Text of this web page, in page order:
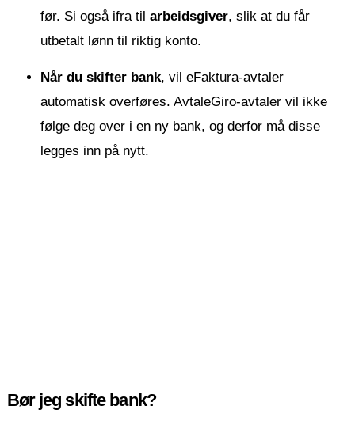
før. Si også ifra til arbeidsgiver, slik at du får
utbetalt lønn til riktig konto.
Når du skifter bank, vil eFaktura-avtaler
automatisk overføres. AvtaleGiro-avtaler vil ikke
følge deg over i en ny bank, og derfor må disse
legges inn på nytt.
Bør jeg skifte bank?